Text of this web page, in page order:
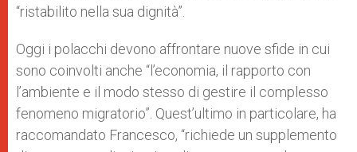
“ristabilito nella sua dignità”.
Oggi i polacchi devono affrontare nuove sfide in cui
sono coinvolti anche “l’economia, il rapporto con
l’ambiente e il modo stesso di gestire il complesso
fenomeno migratorio”. Quest’ultimo in particolare, ha
raccomandato Francesco, “richiede un supplemento